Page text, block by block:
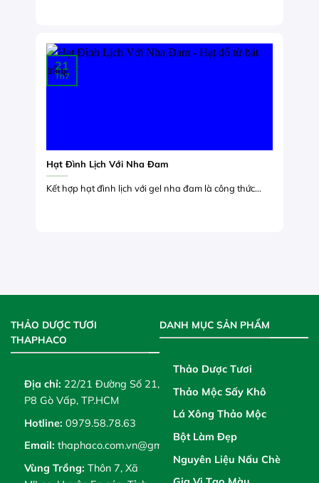
Hạt Đình Lịch Với Nha Đam
Kết hợp hạt đình lịch với gel nha đam là công thức...
21
Th7
THẢO DƯỢC TƯƠI
THAPHACO
Địa chỉ: 22/21 Đường Số 21,
P8 Gò Vấp, TP.HCM
Hotline: 0979.58.78.63
Email: thaphaco.com.vn@gmail.com
Vùng Trồng: Thôn 7, Xã
DANH MỤC SẢN PHẨM
Thảo Dược Tươi
Thảo Mộc Sấy Khô
Lá Xông Thảo Mộc
Bột Làm Đẹp
Nguyên Liệu Nấu Chè